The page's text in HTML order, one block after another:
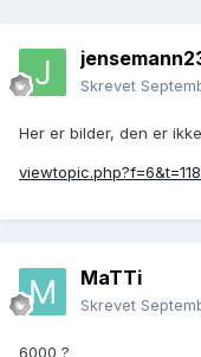
Skrevet
Her er bilder, den er
MaTTi
Skrevet
6000 ?